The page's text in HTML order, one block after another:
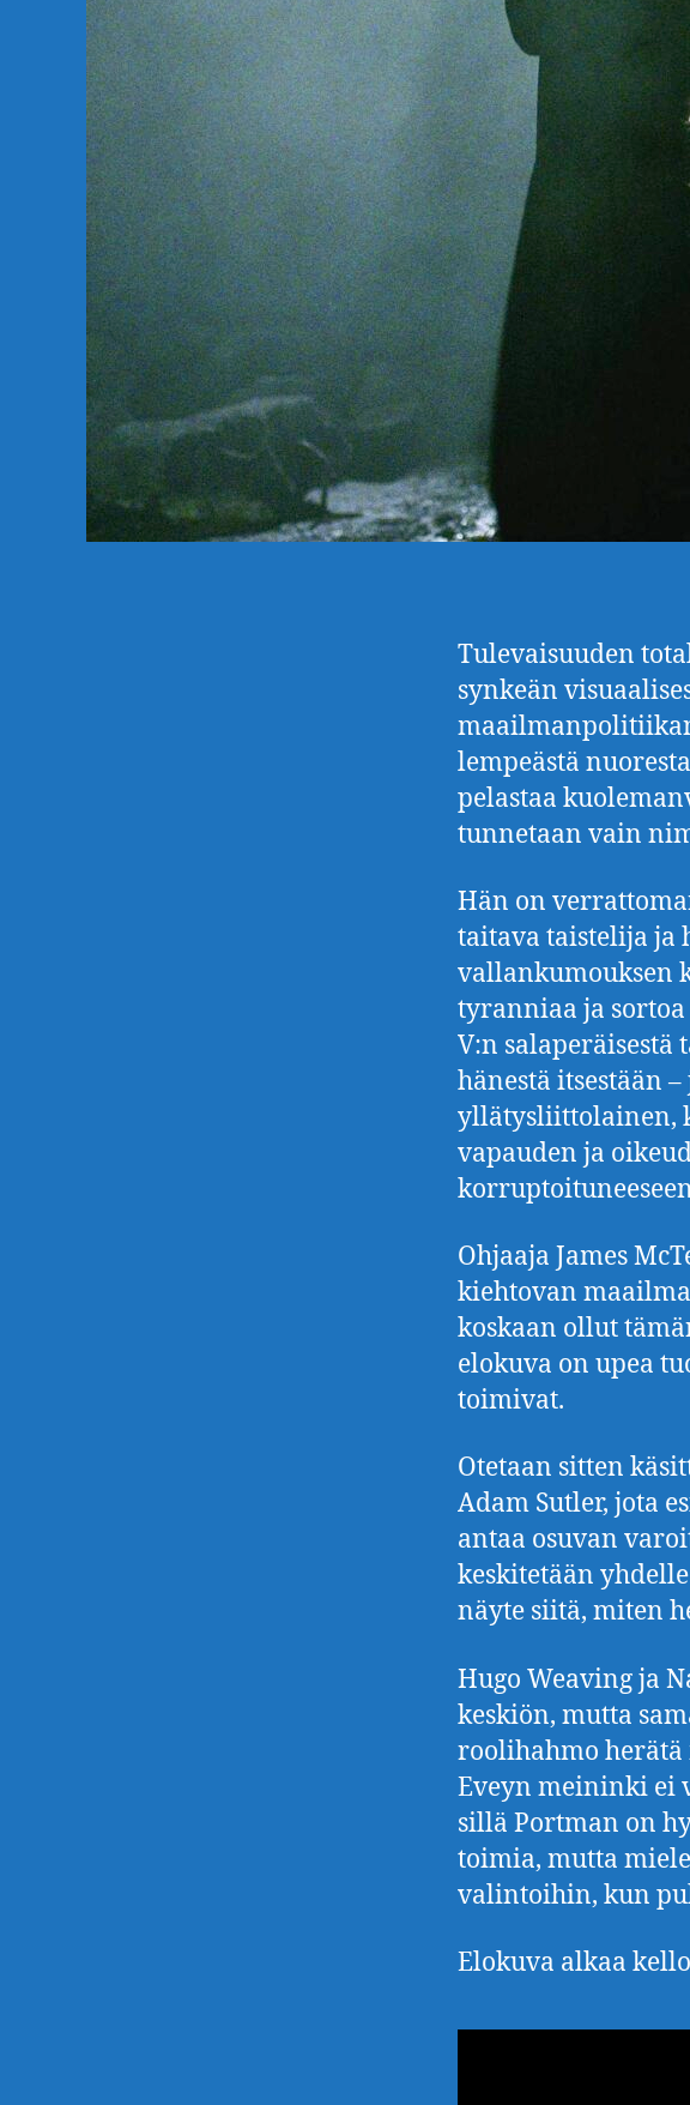
Tulevaisuuden
synkeän
lempeästä
pelastaa
tunnetaan vain
Hän on
taitava taistelija ja
vallankumouksen
tyranniaa ja sortoa
V:n salaperäisestä
hänestä itsestään
yllätysliittolainen,
vapauden ja
Ohjaaja James
kiehtovan
koskaan ollut
elokuva on upea
toimivat.
Otetaan sitten
Adam Sutler, jota
antaa osuvan
keskitetään
näyte siitä, miten
Hugo Weaving ja
keskiön, mutta
roolihahmo herätä
Eveyn meininki ei
sillä Portman on
toimia, mutta
valintoihin, kun
Elokuva alkaa